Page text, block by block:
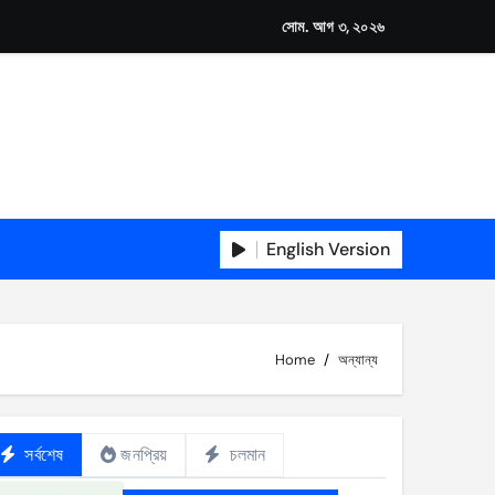
সোম. আগ ৩, ২০২৬
English Version
Home অন্যান্য
সর্বশেষ জনপ্রিয় চলমান